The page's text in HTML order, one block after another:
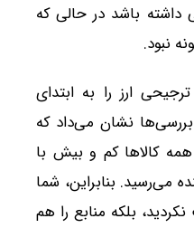
داشته باشد در حالی که
نبود.
ارز را به ابتدای
نشان می‌داد که
کالاها کم و بیش با
می‌رسید. بنابراین، شما
بلکه منابع را هم